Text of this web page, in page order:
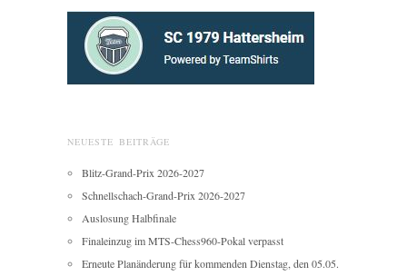
NEUESTE BEITRÄGE
Blitz-Grand-Prix 2026-2027
Schnellschach-Grand-Prix 2026-2027
Auslosung Halbfinale
Finaleinzug im MTS-Chess960-Pokal verpasst
Erneute Planänderung für kommenden Dienstag, den 05.05.